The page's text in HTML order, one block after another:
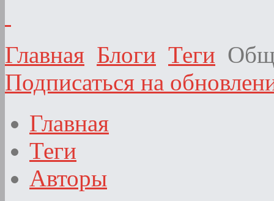
Главная Блоги Теги
Подписаться на
Главная
Теги
Авторы